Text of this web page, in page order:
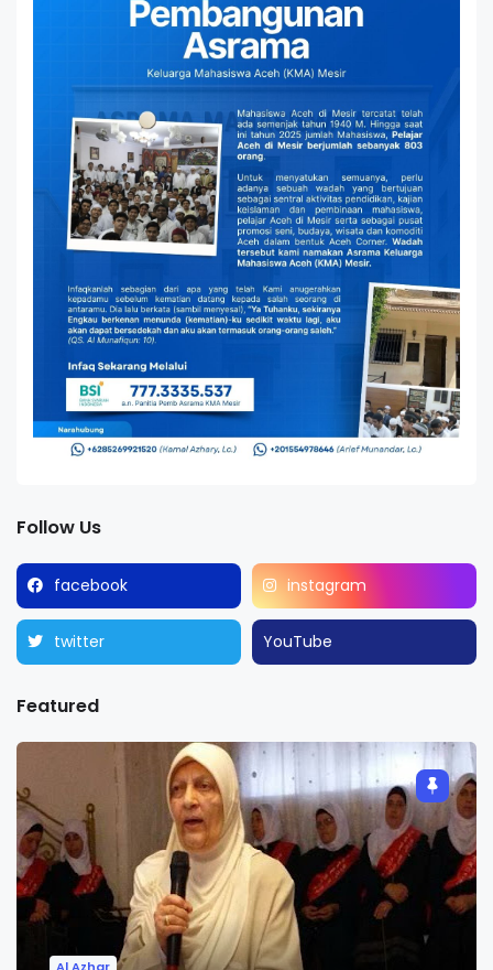
Follow Us
facebook instagram
twitter YouTube
Featured